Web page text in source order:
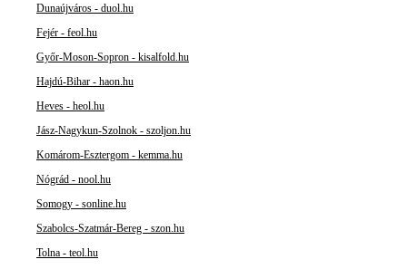
Dunaújváros - duol.hu
Fejér - feol.hu
Győr-Moson-Sopron - kisalfold.hu
Hajdú-Bihar - haon.hu
Heves - heol.hu
Jász-Nagykun-Szolnok - szoljon.hu
Komárom-Esztergom - kemma.hu
Nógrád - nool.hu
Somogy - sonline.hu
Szabolcs-Szatmár-Bereg - szon.hu
Tolna - teol.hu